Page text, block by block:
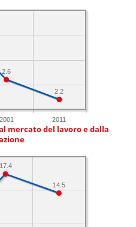
2001 2011
2.2
2.6
mercato del lavoro e dalla
14.5
17.4